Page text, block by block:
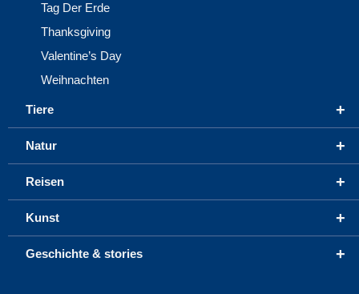
Tag Der Erde
Thanksgiving
Valentine’s Day
Weihnachten
+
Tiere
+
Natur
+
Reisen
+
Kunst
+
Geschichte & stories